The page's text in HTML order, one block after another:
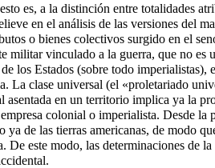
es, a la distinción entre totalidades
en el análisis de las versiones del
o bienes colectivos surgido en el
vinculado a la guerra, que no
los Estados (sobre todo
La clase universal (el «proletariado
en un territorio implica ya la
colonial o imperialista. Desde
de las tierras americanas, de modo
este modo, las determinaciones de